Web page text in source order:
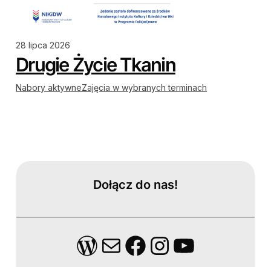
28 lipca 2026
Drugie Życie Tkanin
Nabory aktywneZajęcia w wybranych terminach
Dołącz do nas!
WordPress
MailFacebook
Instagram
YouTube